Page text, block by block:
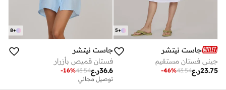
+
5
جاست نيتشر
جيني فستان مستقيم
ر.ع23.75
43.54
-46%
+
8
جاست نيتشر
فستان قميص بأزرار
ر.ع36.6
43.54
-16%
توصيل مجاني